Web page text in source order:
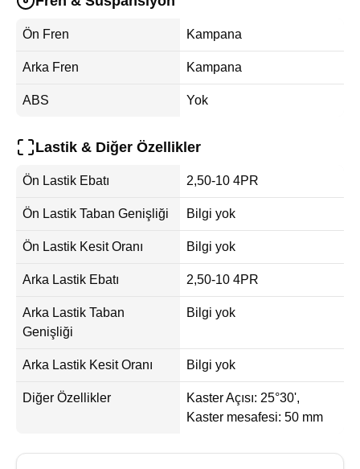
Ön Fren Kampana
Arka Fren Kampana
ABS Yok
Lastik & Diğer Özellikler
Ön Lastik Ebatı 2,50-10 4PR
Ön Lastik Taban Genişliği Bilgi yok
Ön Lastik Kesit Oranı Bilgi yok
Arka Lastik Ebatı 2,50-10 4PR
Arka Lastik Taban
Genişliği
Bilgi yok
Arka Lastik Kesit Oranı Bilgi yok
Diğer Özellikler
Kaster Açısı: 25°30',
Kaster mesafesi: 50 mm